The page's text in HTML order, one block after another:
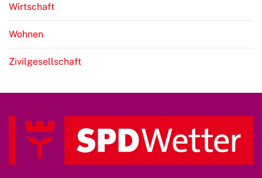
Wirtschaft
Wohnen
Zivilgesellschaft